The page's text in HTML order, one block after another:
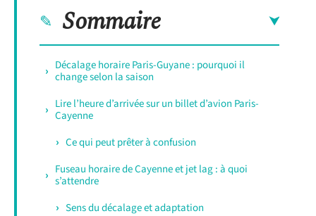
Sommaire
Décalage horaire Paris-Guyane : pourquoi il
change selon la saison
Lire l’heure d’arrivée sur un billet d’avion Paris-
Cayenne
Ce qui peut prêter à confusion
Fuseau horaire de Cayenne et jet lag : à quoi
s’attendre
Sens du décalage et adaptation